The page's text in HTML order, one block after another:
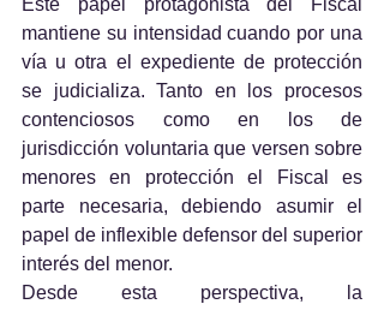
Este papel protagonista del Fiscal
mantiene su intensidad cuando por una
vía u otra el expediente de protección
se judicializa. Tanto en los procesos
contenciosos como en los de
jurisdicción voluntaria que versen sobre
menores en protección el Fiscal es
parte necesaria, debiendo asumir el
papel de inflexible defensor del superior
interés del menor.
Desde esta perspectiva, la